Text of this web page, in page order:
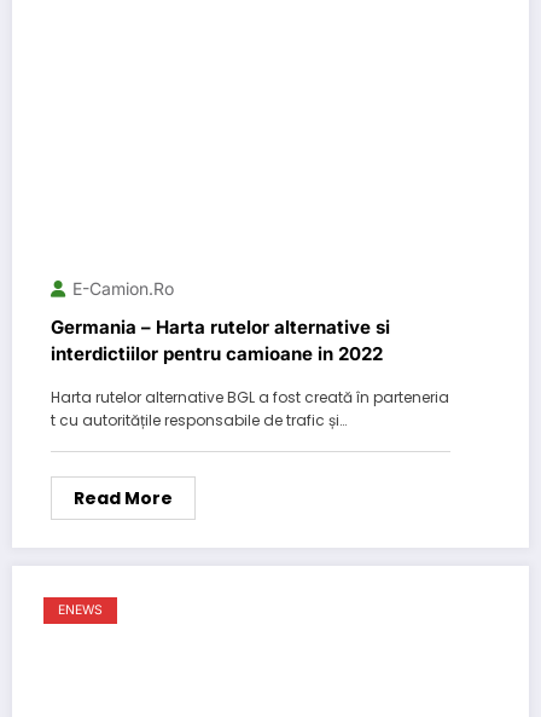
E-Camion.ro
Germania – Harta rutelor alternative si
interdictiilor pentru camioane in 2022
Harta rutelor alternative BGL a fost creată în parteneria
t cu autoritățile responsabile de trafic și…
Read More
ENEWS